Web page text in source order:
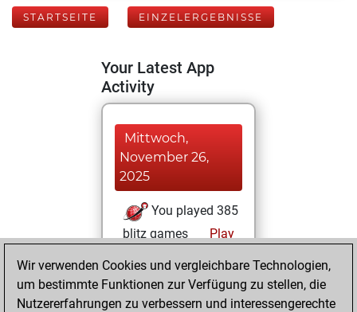
STARTSEITE EINZELERGEBNISSE
Your Latest App
Activity
Mittwoch,
November 26,
2025
You played 385
blitz games
Play
+206 =17 -162 in
blitz
Wir verwenden Cookies und vergleichbare Technologien,
um bestimmte Funktionen zur Verfügung zu stellen, die
Nutzererfahrungen zu verbessern und interessengerechte